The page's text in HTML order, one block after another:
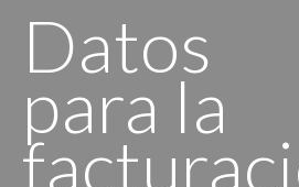
Datos
para la